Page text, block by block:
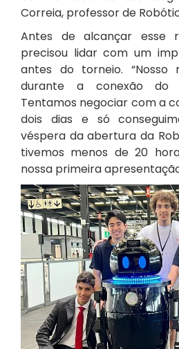
Correia, professor de
Antes de alcançar esse
precisou lidar com um
antes do torneio. “Nosso
durante a conexão do
Tentamos negociar com a
dois dias e só
véspera da abertura da
tivemos menos de 20
nossa primeira